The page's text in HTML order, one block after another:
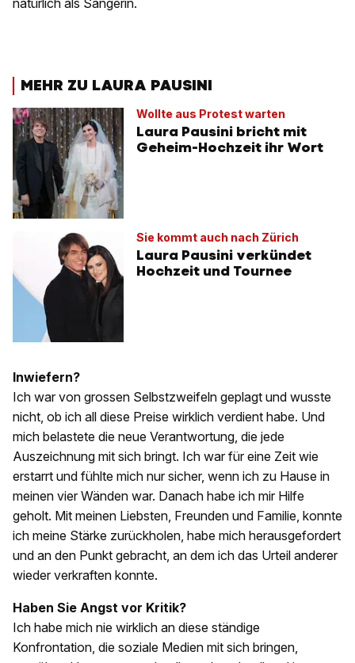
natürlich als Sängerin.
MEHR ZU LAURA PAUSINI
Wollte aus Protest warten
Laura Pausini bricht mit
Geheim-Hochzeit ihr Wort
Sie kommt auch nach Zürich
Laura Pausini verkündet
Hochzeit und Tournee
Inwiefern?
Ich war von grossen Selbstzweifeln geplagt und wusste
nicht, ob ich all diese Preise wirklich verdient habe. Und
mich belastete die neue Verantwortung, die jede
Auszeichnung mit sich bringt. Ich war für eine Zeit wie
erstarrt und fühlte mich nur sicher, wenn ich zu Hause in
meinen vier Wänden war. Danach habe ich mir Hilfe
geholt. Mit meinen Liebsten, Freunden und Familie, konnte
ich meine Stärke zurückholen, habe mich herausgefordert
und an den Punkt gebracht, an dem ich das Urteil anderer
wieder verkraften konnte.
Haben Sie Angst vor Kritik?
Ich habe mich nie wirklich an diese ständige
Konfrontation, die soziale Medien mit sich bringen,